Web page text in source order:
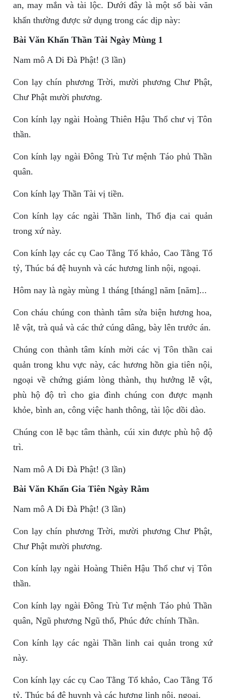
an, may mắn và tài lộc. Dưới đây là một số bài văn
khấn thường được sử dụng trong các dịp này:
Bài Văn Khấn Thần Tài Ngày Mùng 1
Nam mô A Di Đà Phật! (3 lần)
Con lạy chín phương Trời, mười phương Chư Phật,
Chư Phật mười phương.
Con kính lạy ngài Hoàng Thiên Hậu Thổ chư vị Tôn
thần.
Con kính lạy ngài Đông Trù Tư mệnh Táo phủ Thần
quân.
Con kính lạy Thần Tài vị tiền.
Con kính lạy các ngài Thần linh, Thổ địa cai quản
trong xứ này.
Con kính lạy các cụ Cao Tằng Tổ khảo, Cao Tằng Tổ
tỷ, Thúc bá đệ huynh và các hương linh nội, ngoại.
Hôm nay là ngày mùng 1 tháng [tháng] năm [năm]...
Con cháu chúng con thành tâm sửa biện hương hoa,
lễ vật, trà quả và các thứ cúng dâng, bày lên trước án.
Chúng con thành tâm kính mời các vị Tôn thần cai
quản trong khu vực này, các hương hồn gia tiên nội,
ngoại về chứng giám lòng thành, thụ hưởng lễ vật,
phù hộ độ trì cho gia đình chúng con được mạnh
khỏe, bình an, công việc hanh thông, tài lộc dồi dào.
Chúng con lễ bạc tâm thành, cúi xin được phù hộ độ
trì.
Nam mô A Di Đà Phật! (3 lần)
Bài Văn Khấn Gia Tiên Ngày Rằm
Nam mô A Di Đà Phật! (3 lần)
Con lạy chín phương Trời, mười phương Chư Phật,
Chư Phật mười phương.
Con kính lạy ngài Hoàng Thiên Hậu Thổ chư vị Tôn
thần.
Con kính lạy ngài Đông Trù Tư mệnh Táo phủ Thần
quân, Ngũ phương Ngũ thổ, Phúc đức chính Thần.
Con kính lạy các ngài Thần linh cai quản trong xứ
này.
Con kính lạy các cụ Cao Tằng Tổ khảo, Cao Tằng Tổ
tỷ, Thúc bá đệ huynh và các hương linh nội, ngoại.